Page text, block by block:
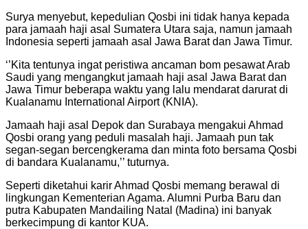
Surya menyebut, kepedulian Qosbi ini tidak hanya kepada
para jamaah haji asal Sumatera Utara saja, namun jamaah
Indonesia seperti jamaah asal Jawa Barat dan Jawa Timur.
‘’Kita tentunya ingat peristiwa ancaman bom pesawat Arab
Saudi yang mengangkut jamaah haji asal Jawa Barat dan
Jawa Timur beberapa waktu yang lalu mendarat darurat di
Kualanamu International Airport (KNIA).
Jamaah haji asal Depok dan Surabaya mengakui Ahmad
Qosbi orang yang peduli masalah haji. Jamaah pun tak
segan-segan bercengkerama dan minta foto bersama Qosbi
di bandara Kualanamu,’’ tuturnya.
Seperti diketahui karir Ahmad Qosbi memang berawal di
lingkungan Kementerian Agama. Alumni Purba Baru dan
putra Kabupaten Mandailing Natal (Madina) ini banyak
berkecimpung di kantor KUA.